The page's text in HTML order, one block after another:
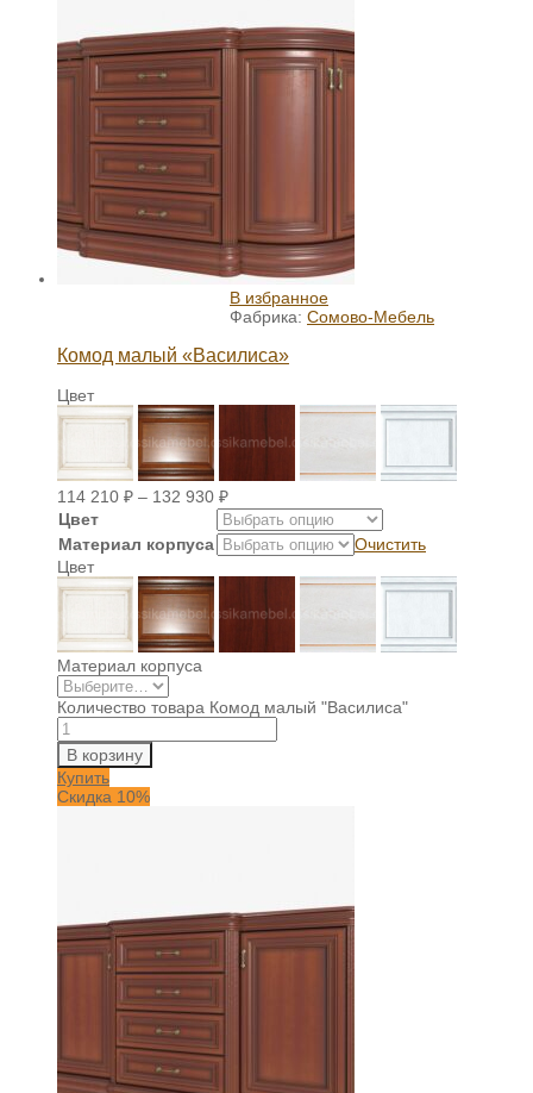
В избранное
Фабрика: Сомово-Мебель
Комод малый «Василиса»
Цвет
114 210 ₽ – 132 930 ₽
Цвет
Материал корпуса
Очистить
Цвет
Материал корпуса
Количество товара Комод малый "Василиса"
В корзину
Купить
Скидка 10%